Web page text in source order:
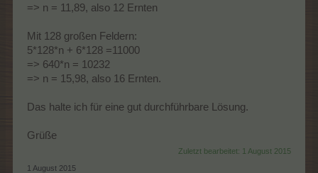
=> n = 11,89, also 12 Ernten
Mit 128 großen Feldern:
5*128*n + 6*128 =11000
=> 640*n = 10232
=> n = 15,98, also 16 Ernten.
Das halte ich für eine gut durchführbare Lösung.
Grüße
Zuletzt bearbeitet: 1 August 2015
1 August 2015